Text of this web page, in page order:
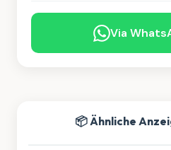
Via
📦 Ähnliche